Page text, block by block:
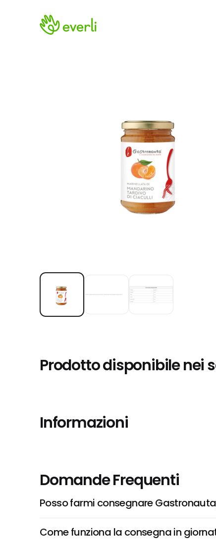
Prodotto disponibile nei
Informazioni
Domande Frequenti
Posso farmi consegnare
Come funziona la consegna in